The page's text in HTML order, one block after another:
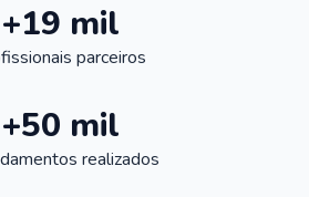
+19 mil
parceiros
+50 mil
realizados